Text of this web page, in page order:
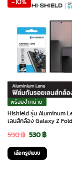
พร้อมจำหน่าย
Hishield รุ่น Aluminum
เลนส์กล้อง Galaxy Z
590฿ Original
price
was:
530฿Current
price
is:
เลือกรูปแบบ